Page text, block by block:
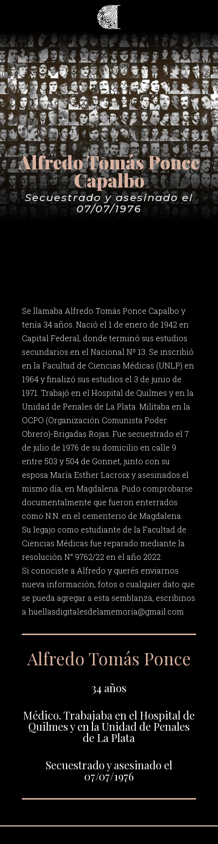
Alfredo Tomás Ponce
Capalbo
Secuestrado y asesinado el
07/07/1976
Se llamaba Alfredo Tomás Ponce Capalbo y
tenía 34 años. Nació el 1 de enero de 1942 en
Capital Federal, donde terminó sus estudios
secundarios en el Nacional Nº 13. Se inscribió
en la Facultad de Ciencias Médicas (UNLP) en
1964 y finalizó sus estudios el 3 de junio de
1971. Trabajó en el Hospital de Quilmes y en la
Unidad de Penales de La Plata. Militaba en la
OCPO (Organización Comunista Poder
Obrero)-Brigadas Rojas. Fue secuestrado el 7
de julio de 1976 de su domicilio en calle 9
entre 503 y 504 de Gonnet, junto con su
esposa María Esther Lacroix y asesinados el
mismo día, en Magdalena. Pudo comprobarse
documentalmente que fueron enterrados
como N.N. en el cementerio de Magdalena.
Su legajo como estudiante de la Facultad de
Ciencias Médicas fue reparado mediante la
resolución N° 9762/22 en el año 2022.
Si conociste a Alfredo y querés enviarnos
nueva información, fotos o cualquier dato que
se pueda agregar a esta semblanza, escribinos
a huellasdigitalesdelamemoria@gmail.com
Alfredo Tomás Ponce
34 años
Médico. Trabajaba en el Hospital de
Quilmes y en la Unidad de Penales
de La Plata
Secuestrado y asesinado el
07/07/1976